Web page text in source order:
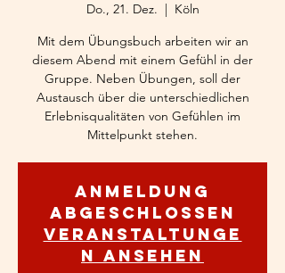
Do., 21. Dez.
  |
Köln
Mit dem Übungsbuch arbeiten wir an
diesem Abend mit einem Gefühl in der
Gruppe. Neben Übungen, soll der
Austausch über die unterschiedlichen
Erlebnisqualitäten von Gefühlen im
Mittelpunkt stehen.
Anmeldung
abgeschlossen
Veranstaltunge
n ansehen